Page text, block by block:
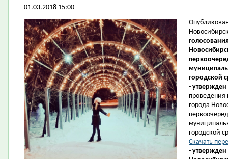
01.03.2018 15:00
городской
-
проведения
города
городской
Скачать
- утвержден